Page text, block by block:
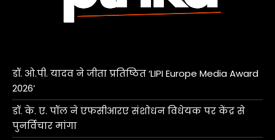
डॉ. ओ.पी. यादव ने जीता प्रतिष्ठित ‘LIPI Europe Media Award
2026’
डॉ. के. ए. पॉल ने एफसीआरए संशोधन विधेयक पर केंद्र से
पुनर्विचार मांगा